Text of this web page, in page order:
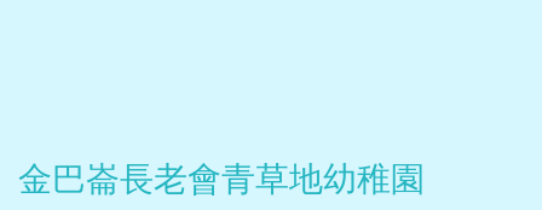
金巴崙長老會青草地幼稚園